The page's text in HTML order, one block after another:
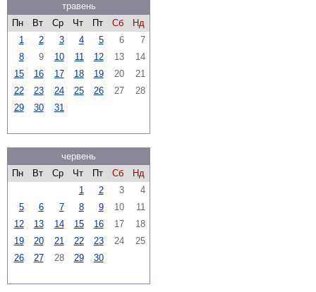
травень
Пн
Вт Ср Чт Пт Сб
Нд
1
2 3 4 5 6
7
8
9 10 11 12 13
14
15
16 17 18 19 20
21
22
23 24 25 26 27
28
29
30 31
червень
Пн
Вт Ср Чт Пт Сб
Нд
1
2 3
4
5
6 7 8 9 10
11
12
13 14 15 16 17
18
19
20 21 22 23 24
25
26
27 28 29 30